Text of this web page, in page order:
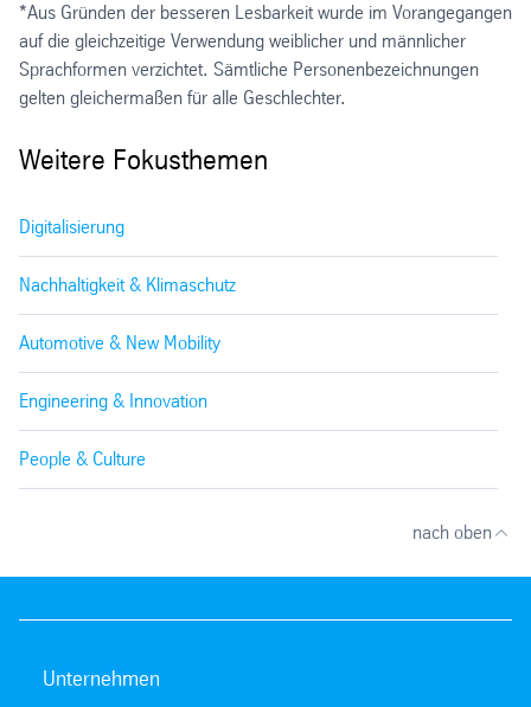
*Aus Gründen der besseren Lesbarkeit wurde im Vorangegangen
auf die gleichzeitige Verwendung weiblicher und männlicher
Sprachformen verzichtet. Sämtliche Personenbezeichnungen
gelten gleichermaßen für alle Geschlechter.
Weitere Fokusthemen
Digitalisierung
Nachhaltigkeit & Klimaschutz
Automotive & New Mobility
Engineering & Innovation
People & Culture
nach oben
Unternehmen